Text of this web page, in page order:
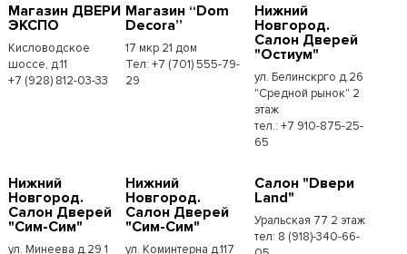
Магазин ДВЕРИ
ЭКСПО
Кисловодское
шоссе, д.11
+7 (928) 812-03-33
Магазин “Dom
Decora”
17 мкр 21 дом
Тел: +7 (701) 555-79-
29
Нижний
Новгород.
Салон Дверей
"Остиум"
ул. Белинскрго д.26
"Средной рынок" 2
этаж
тел.: +7 910-875-25-
65
Нижний
Новгород.
Салон Дверей
"Сим-Сим"
ул. Минеева д.29 1
Нижний
Новгород.
Салон Дверей
"Сим-Сим"
ул. Коминтерна д.117
Салон "Dвери
Land"
Уральская 77 2 этаж
тел: 8 (918)-340-66-